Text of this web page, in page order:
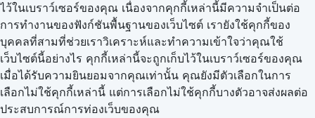
ไว้ในเบราว์เซอร์ของคุณ เนื่องจากคุกกี้เหล่านี้มีความจำเป็นต่อ
การทำงานของฟังก์ชันพื้นฐานของเว็บไซต์ เรายังใช้คุกกี้ของ
บุคคลที่สามที่ช่วยเราวิเคราะห์และทำความเข้าใจว่าคุณใช้
เว็บไซต์นี้อย่างไร คุกกี้เหล่านี้จะถูกเก็บไว้ในเบราว์เซอร์ของคุณ
เมื่อได้รับความยินยอมจากคุณเท่านั้น คุณยังมีตัวเลือกในการ
เลือกไม่ใช้คุกกี้เหล่านี้ แต่การเลือกไม่ใช้คุกกี้บางตัวอาจส่งผลต่อ
ประสบการณ์การท่องเว็บของคุณ